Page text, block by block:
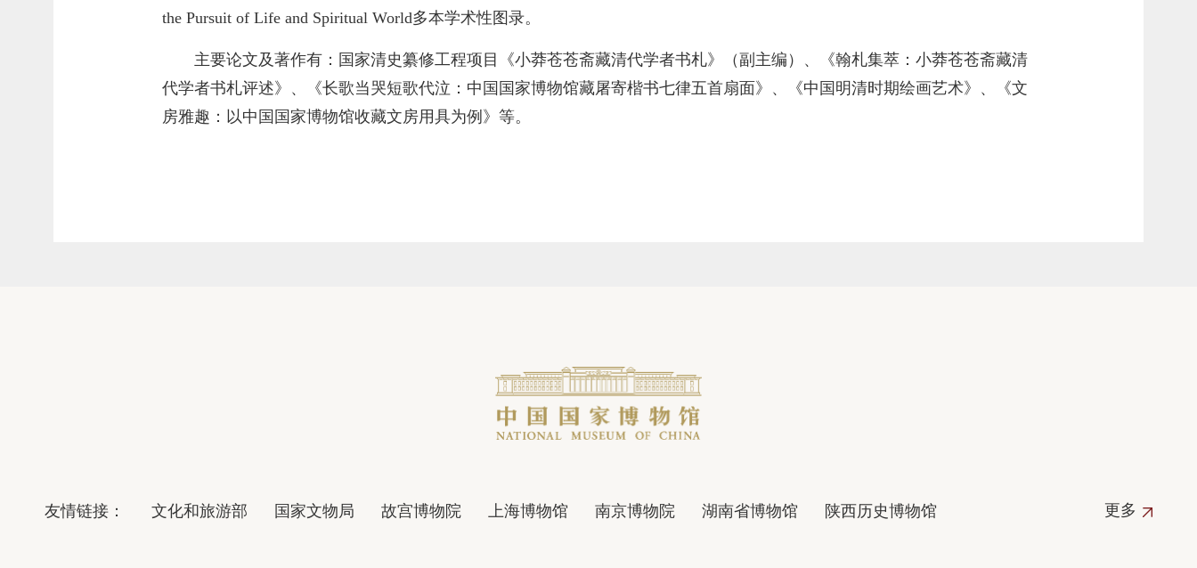
the Pursuit of Life and Spiritual World多本学术性图录。
主要论文及著作有：国家清史纂修工程项目《小莽苍苍斋藏清代学者书札》（副主编）、《翰札集萃：小莽苍苍斋藏清
代学者书札评述》、《长歌当哭短歌代泣：中国国家博物馆藏屠寄楷书七律五首扇面》、《中国明清时期绘画艺术》、《文
房雅趣：以中国国家博物馆收藏文房用具为例》等。
友情链接： 文化和旅游部 国家文物局 故宫博物院 上海博物馆 南京博物院 湖南省博物馆 陕西历史博物馆 更多